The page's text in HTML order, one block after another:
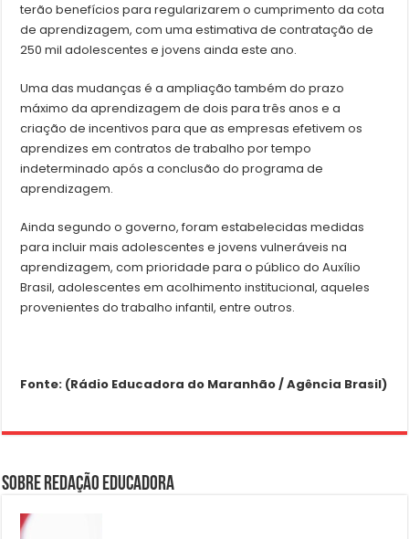
terão benefícios para regularizarem o cumprimento da cota
de aprendizagem, com uma estimativa de contratação de
250 mil adolescentes e jovens ainda este ano.
Uma das mudanças é a ampliação também do prazo
máximo da aprendizagem de dois para três anos e a
criação de incentivos para que as empresas efetivem os
aprendizes em contratos de trabalho por tempo
indeterminado após a conclusão do programa de
aprendizagem.
Ainda segundo o governo, foram estabelecidas medidas
para incluir mais adolescentes e jovens vulneráveis na
aprendizagem, com prioridade para o público do Auxílio
Brasil, adolescentes em acolhimento institucional, aqueles
provenientes do trabalho infantil, entre outros.
Fonte: (Rádio Educadora do Maranhão / Agência Brasil)
Sobre Redação Educadora